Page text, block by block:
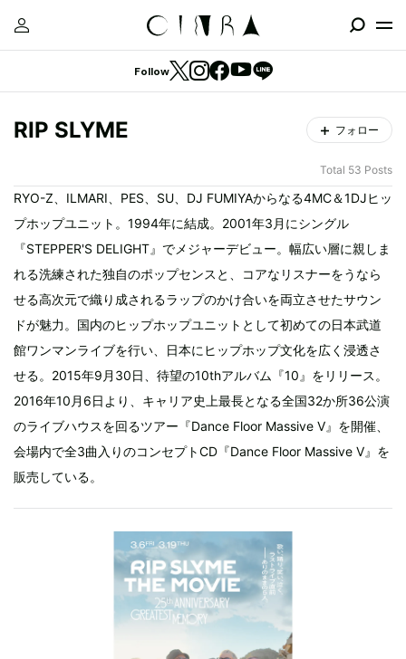
Follow
RIP SLYME フォロー
Total 53 Posts
RYO-Z、ILMARI、PES、SU、DJ FUMIYAからなる4MC＆1DJヒッ
プホップユニット。1994年に結成。2001年3月にシングル
『STEPPER'S DELIGHT』でメジャーデビュー。幅広い層に親しま
れる洗練された独自のポップセンスと、コアなリスナーをうなら
せる高次元で織り成されるラップのかけ合いを両立させたサウン
ドが魅力。国内のヒップホップユニットとして初めての日本武道
館ワンマンライブを行い、日本にヒップホップ文化を広く浸透さ
せる。2015年9月30日、待望の10thアルバム『10』をリリース。
2016年10月6日より、キャリア史上最長となる全国32か所36公演
のライブハウスを回るツアー『Dance Floor Massive V』を開催、
会場内で全3曲入りのコンセプトCD『Dance Floor Massive V』を
販売している。